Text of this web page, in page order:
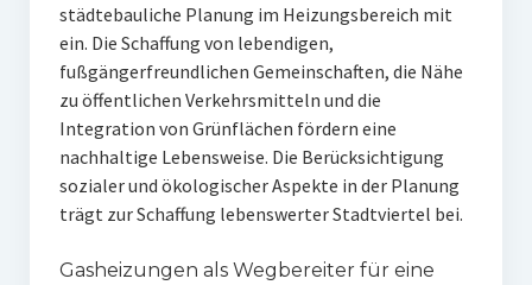
städtebauliche Planung im Heizungsbereich mit
ein. Die Schaffung von lebendigen,
fußgängerfreundlichen Gemeinschaften, die Nähe
zu öffentlichen Verkehrsmitteln und die
Integration von Grünflächen fördern eine
nachhaltige Lebensweise. Die Berücksichtigung
sozialer und ökologischer Aspekte in der Planung
trägt zur Schaffung lebenswerter Stadtviertel bei.
Gasheizungen als Wegbereiter für eine